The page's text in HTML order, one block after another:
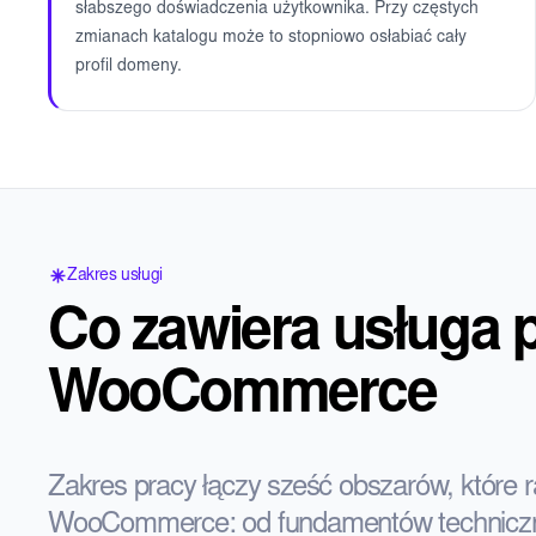
słabszego doświadczenia użytkownika. Przy częstych
zmianach katalogu może to stopniowo osłabiać cały
profil domeny.
Zakres usługi
Co zawiera usługa
WooCommerce
Zakres pracy łączy sześć obszarów,
WooCommerce: od fundamentów